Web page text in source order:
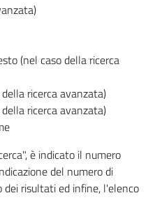
(nel caso della ricerca
ricerca avanzata)
ricerca avanzata)
è indicato il numero
del numero di
dei risultati ed infine, l'elenco